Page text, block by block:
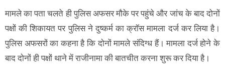
मामले का पता चलते ही पुलिस अफसर मौके पर पहुंचे और जांच के बाद दोनों
पक्षों की शिकायत पर पुलिस ने दुष्कर्म का क्रॉस मामला दर्ज कर लिया है।
पुलिस अफसरों का कहना है कि दोनों मामले संदिग्ध हैं। मामला दर्ज होने के
बाद दोनों ही पक्षों थाने में राजीनामा की बातचीत करना शुरू कर दिया है।